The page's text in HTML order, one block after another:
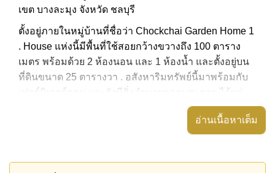
เขต บางละมุง จังหวัด ชลบุรี
ตั้งอยู่ภายในหมู่บ้านที่ชื่อว่า Chockchai Garden Home 1
. House แห่งนี้มีพื้นที่ใช้สอยกว้างขวางถึง 100 ตาราง
เมตร พร้อมด้วย 2 ห้องนอน และ 1 ห้องน้ำ และตั้งอยู่บน
ที่ดินขนาด 25 ตารางวา . อสังหาริมทรัพย์นี้มาพร้อมกับ
เฟอร์นิเจอร์ครบ และยังมีสิ่งอำนวยความสะดวก ได้แก่ ,
อสังหาริมทรัพย์นี้สามารถใช้ สระว่ายน้ำ ส่วนกลาง ได้
Chockchai Garden Home 1 มีสิ่งอำนวยความสะดวก
มีไม้กั้น, สนามเด็กเล่น, ร้านอาหาร/ร้านกาแฟในสถานที่
อ่านเนื้อหาเต็ม